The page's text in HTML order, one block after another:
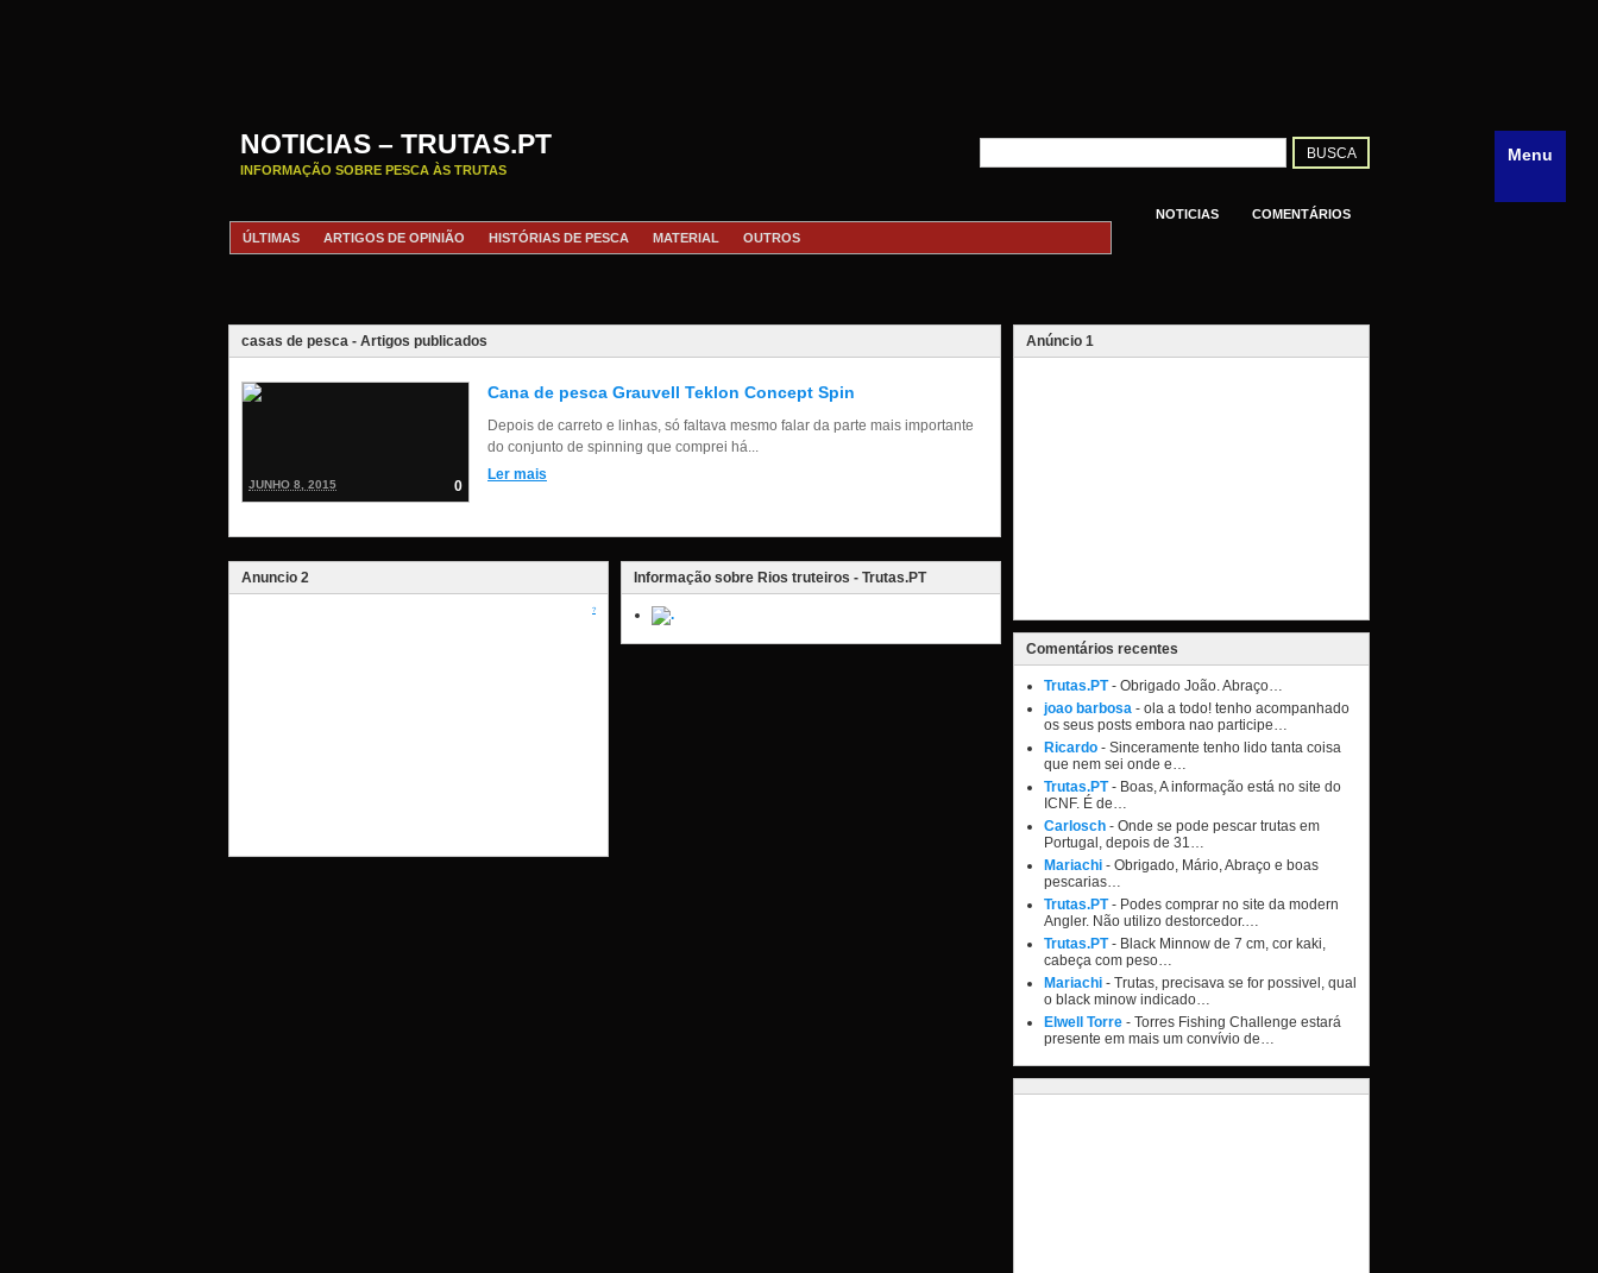
NOTICIAS – TRUTAS.PT
INFORMAÇÃO SOBRE PESCA ÀS TRUTAS
NOTICIAS
COMENTÁRIOS
ÚLTIMAS
ARTIGOS DE OPINIÃO HISTÓRIAS DE PESCA MATERIAL OUTROS
casas de pesca - Artigos publicados
0
JUNHO 8, 2015
Cana de pesca Grauvell Teklon Concept Spin
Depois de carreto e linhas, só faltava mesmo falar da parte mais importante
do conjunto de spinning que comprei há...
Ler mais
Anuncio 2
?
Informação sobre Rios truteiros - Trutas.PT
Anúncio 1
Comentários recentes
Trutas.PT- Obrigado João. Abraço…
joao barbosa - ola a todo! tenho acompanhado
os seus posts embora nao participe…
Ricardo - Sinceramente tenho lido tanta coisa
que nem sei onde e…
Trutas.PT- Boas, A informação está no site do
ICNF. É de…
Carlosch - Onde se pode pescar trutas em
Portugal, depois de 31…
Mariachi - Obrigado, Mário, Abraço e boas
pescarias…
Trutas.PT- Podes comprar no site da modern
Angler. Não utilizo destorcedor.…
Trutas.PT- Black Minnow de 7 cm, cor kaki,
cabeça com peso…
Mariachi - Trutas, precisava se for possivel, qual
o black minow indicado…
Elwell Torre - Torres Fishing Challenge estará
presente em mais um convívio de…
Menu